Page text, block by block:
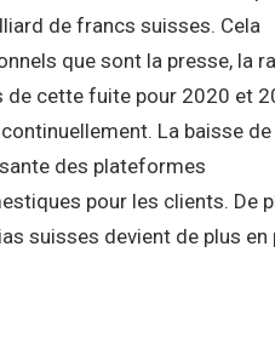
de francs suisses. Cela
que sont la presse, la
cette fuite pour 2020 et
La baisse de
des plateformes
pour les clients. De
suisses devient de plus en